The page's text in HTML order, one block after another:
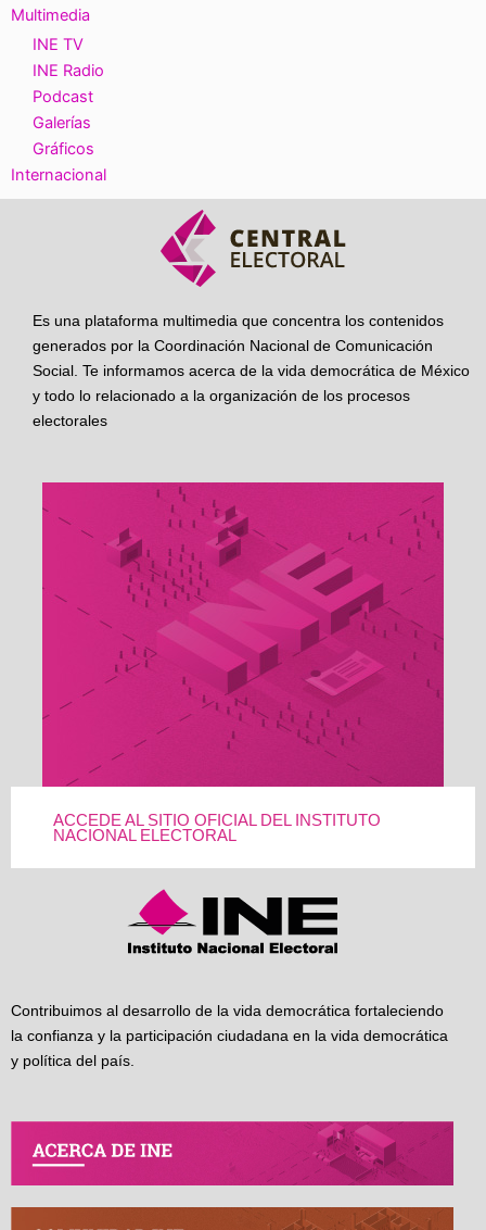
Multimedia
INE TV
INE Radio
Podcast
Galerías
Gráficos
Internacional
Es una plataforma multimedia que concentra los contenidos
generados por la Coordinación Nacional de Comunicación
Social. Te informamos acerca de la vida democrática de México
y todo lo relacionado a la organización de los procesos
electorales
ACCEDE AL SITIO OFICIAL DEL INSTITUTO
NACIONAL ELECTORAL
Contribuimos al desarrollo de la vida democrática fortaleciendo
la confianza y la participación ciudadana en la vida democrática
y política del país.